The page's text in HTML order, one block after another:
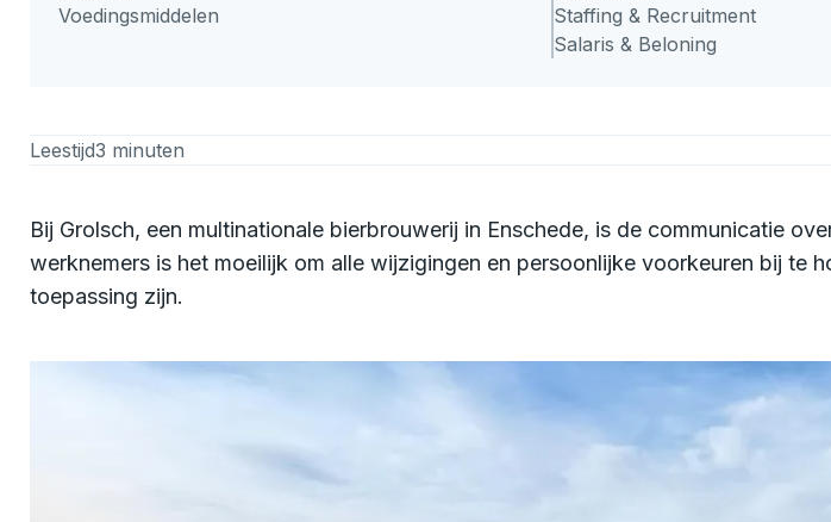
Voedingsmiddelen
Staffing & Recruitment
Salaris & Beloning
Leestijd3 minuten
Bij Grolsch, een multinationale bierbrouwerij in Enschede, is de communicatie
werknemers is het moeilijk om alle wijzigingen en persoonlijke voorkeuren bij te
toepassing zijn.